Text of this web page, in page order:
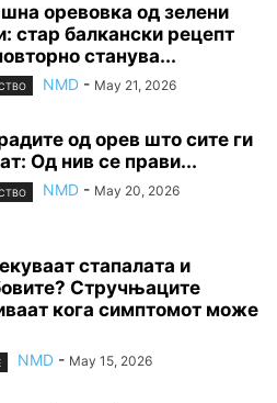
оревовка од зелени
стар балкански рецепт
станува...
NMD - May 21, 2026
од орев што сите ги
Од нив се прави...
NMD - May 20, 2026
стапалата и
Стручњаците
кога симптомот може
NMD - May 15, 2026